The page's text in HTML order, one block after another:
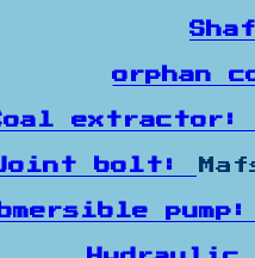
orphan
extractor:
bolt: